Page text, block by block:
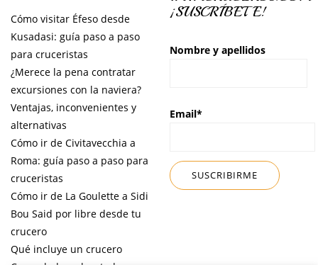
Cómo visitar Éfeso desde
Kusadasi: guía paso a paso
para cruceristas
¿Merece la pena contratar
excursiones con la naviera?
Ventajas, inconvenientes y
alternativas
Cómo ir de Civitavecchia a
Roma: guía paso a paso para
cruceristas
Cómo ir de La Goulette a Sidi
Bou Said por libre desde tu
crucero
Qué incluye un crucero
¡SUSCRÍBETE!
Nombre y apellidos
Email*